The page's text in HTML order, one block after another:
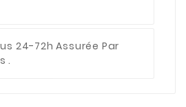
24-72h Assurée Par
.